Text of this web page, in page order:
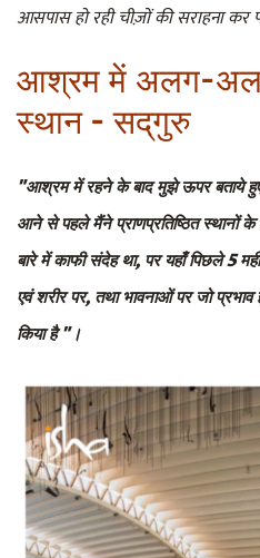
आसपास हो रही चीज़ों की सराहना कर
आश्रम में अलग-अलग
स्थान - सद्‌गुरु
"आश्रम में रहने के बाद मुझे ऊपर बताये हुए
आने से पहले मैंने प्राणप्रतिष्ठित स्थानों
बारे में काफी संदेह था, पर यहाँ पिछले 5
एवं शरीर पर, तथा भावनाओं पर जो
किया है "।